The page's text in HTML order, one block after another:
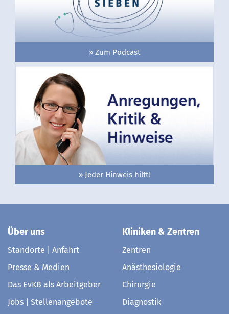
» Zum Podcast
» Jeder Hinweis hilft!
Über uns
Standorte | Anfahrt
Presse & Medien
Das EvKB als Arbeitgeber
Jobs | Stellenangebote
Kliniken & Zentren
Zentren
Anästhesiologie
Chirurgie
Diagnostik